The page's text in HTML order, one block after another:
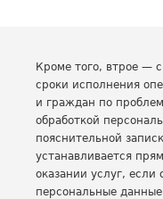
Кроме того, втрое —
сроки исполнения
и граждан по
обработкой
пояснительной
устанавливается
оказании услуг, если
персональные